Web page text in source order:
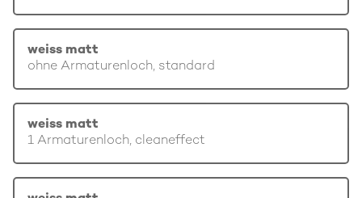
weiss matt
ohne Armaturenloch, standard
weiss matt
1 Armaturenloch, cleaneffect